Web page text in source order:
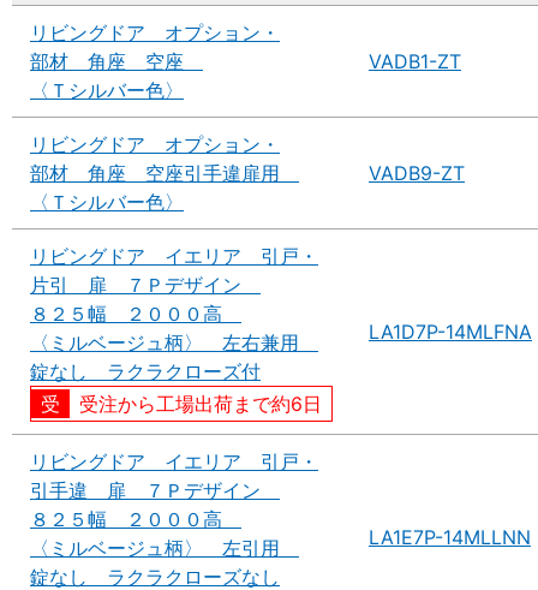
リビングドア オプション・
部材 角座 空座
〈Ｔシルバー色〉
VADB1-ZT
リビングドア オプション・
部材 角座 空座引手違扉用
〈Ｔシルバー色〉
VADB9-ZT
リビングドア イエリア 引戸・
片引 扉 ７Ｐデザイン
８２５幅 ２０００高
〈ミルベージュ柄〉 左右兼用
錠なし ラクラクローズ付
受注から工場出荷まで約6日
LA1D7P-14MLFNA
リビングドア イエリア 引戸・
引手違 扉 ７Ｐデザイン
８２５幅 ２０００高
〈ミルベージュ柄〉 左引用
錠なし ラクラクローズなし
LA1E7P-14MLLNN